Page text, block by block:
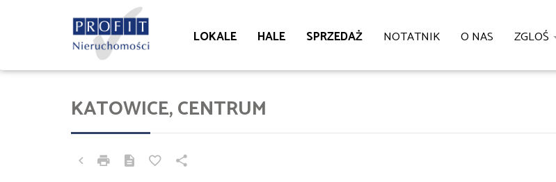
LOKALE HALE SPRZEDAŻ NOTATNIK O NAS ZGLOŚ
KATOWICE, CENTRUM